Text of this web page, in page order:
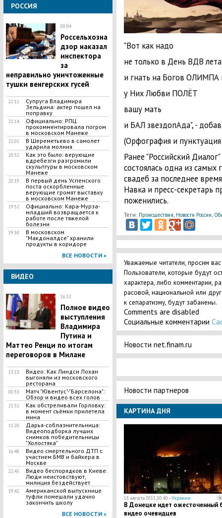
РОССИЯ
00:04
Россельхозна
дзор наказал
инспектора
за
неправильно уничтоженные
тушки венгерских гусей
22:11
Супруга Владимира
Зельдина: актер пошел на
поправку
21:14
Официально: РПЦ
прокомментировала погром
в московском Манеже
21:01
В Шереметьево в самолет
ударила молния
20:52
Как это было: верующие
вдребезги разгромили
скульптуры в московском
Манеже
20:19
В первый день Успенского
поста оскорбленные
верующие громят выставку
в московском Манеже
19:52
Официально: Кара-Мурза-
младший возвращается к
работе после тяжелой
болезни
19:30
В московском
"Макдоналдсе" хранили
продукты в коридоре
ВСЕ НОВОСТИ »
ВИДЕО
16:52
Полное видео
выступления
Владимира
Путина и
Маттео Ренци по итогам
переговоров в Милане
13:13
Видео: Как Линдси Лохан
выгоняли из московского
ресторана
00:53
Матч "Ювентус"-"Барселона":
Обзор и видео всех голов
21:51
Как обстреливали Горловку:
в момент съёмки прилетела
мина
11:20
Дарья-соблазнительница:
Видеоподборка лучших
снимков победительницы
"Холостяка"
16:48
Видео смертельного ДТП с
участием БМВ и байкера в
Москве
22:45
Видео беспорядков в Киеве:
Люди неистовствуют,
милиция бездействует
19:42
Американской выпускнице
туфли помешали удачно
закончить школу
ВСЕ НОВОСТИ »
"Вот как надо
не только в День ВДВ
и гнать на Богов ОЛИМПА
у Них Любви ПОЛЁТ
вашу мать
и БАЛ звездопАда", -
(Орфография и
Ранее "Российский Диалог"
состоялась одна из
свадеб за последнее
Навка и пресс-секретарь
поженились.
Теги: Происшествия Новости России
Уважаемые читатели, просим
Пользователи, которые будут
характера, либо комментарии,
расовой, национальной или
к сепаратизму, будут забанены.
Comments are disabled
Социальные комментарии
Новости net.finam.ru
Новости партнеров
КАРТИНА ДНЯ
15 августа 2015, 00:40 —Украина
В Донецке идет ожесточенный
видео очевидцев